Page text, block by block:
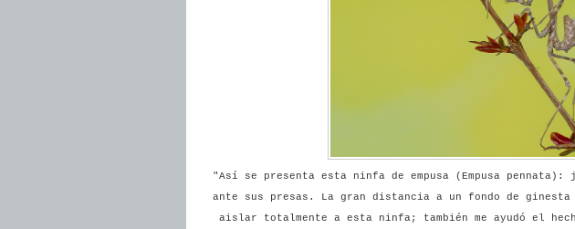
"Así se presenta esta ninfa de empusa (Empusa
ante sus presas. La gran distancia a un fondo de
aislar totalmente a esta ninfa; también me ayudó el